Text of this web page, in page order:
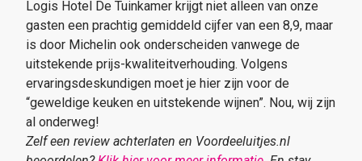
Logis Hotel De Tuinkamer krijgt niet alleen van onze
gasten een prachtig gemiddeld cijfer van een 8,9, maar
is door Michelin ook onderscheiden vanwege de
uitstekende prijs-kwaliteitverhouding. Volgens
ervaringsdeskundigen moet je hier zijn voor de
“geweldige keuken en uitstekende wijnen”. Nou, wij zijn
al onderweg!
Zelf een review achterlaten en Voordeeluitjes.nl